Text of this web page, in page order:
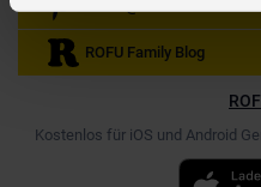
ROFU Family Blog
Kostenlos für iOS und Android